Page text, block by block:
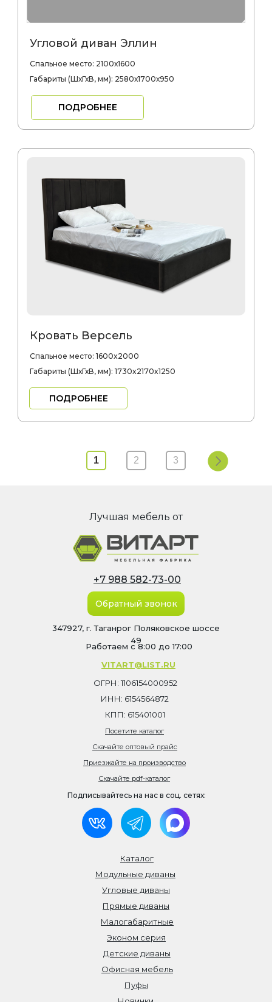
Кровать Версель
Габариты (ШхГхВ, мм): 1730x2170x1250
Спальное место: 1600x2000
ПОДРОБНЕЕ
Угловой диван Эллин
Габариты (ШхГхВ, мм): 2580х1700х950
Спальное место: 2100х1600
ПОДРОБНЕЕ
1 2 3
Пуфы
Офисная мебель
Детские диваны
Эконом серия
Малогабаритные
Прямые диваны
Угловые диваны
Модульные диваны
Каталог
Работаем с 8:00 до 17:00
347927, г. Таганрог Поляковское шоссе
49
VITART@LIST.RU
+7 988 582-73-00
Лучшая мебель от
Обратный звонок
Подписывайтесь на нас в соц. сетях:
Посетите каталог
Скачайте оптовый прайс
Приезжайте на производство
Скачайте pdf-каталог
КПП: 615401001
ИНН: 6154564872
ОГРН: 1106154000952